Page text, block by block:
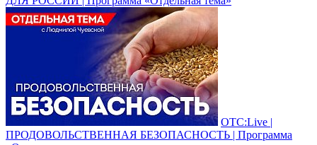
ОТС:Live |
ПРОДОВОЛЬСТВЕННАЯ БЕЗОПАСНОСТЬ | Программа